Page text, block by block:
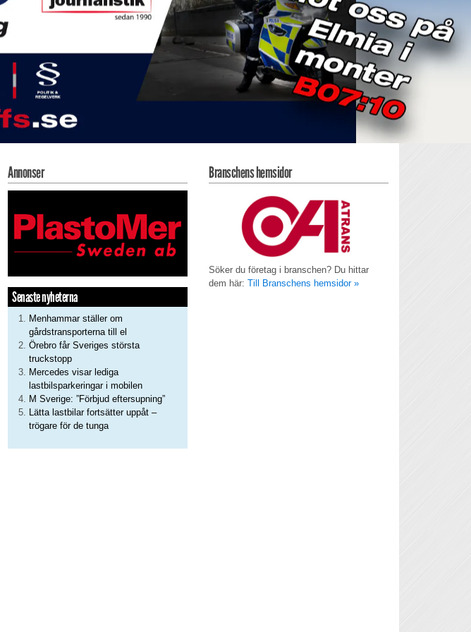
Annonser
Senaste nyheterna
Menhammar ställer om
gårdstransporterna till el
Örebro får Sveriges största
truckstopp
Mercedes visar lediga
lastbilsparkeringar i mobilen
M Sverige: ”Förbjud eftersupning”
Lätta lastbilar fortsätter uppåt –
trögare för de tunga
Branschens hemsidor
Söker du företag i branschen? Du hittar
dem här: Till Branschens hemsidor »